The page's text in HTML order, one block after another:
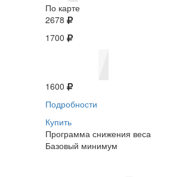
По карте
2678
1700
1600
Подробности
Купить
Программа снижения веса
Базовый минимум